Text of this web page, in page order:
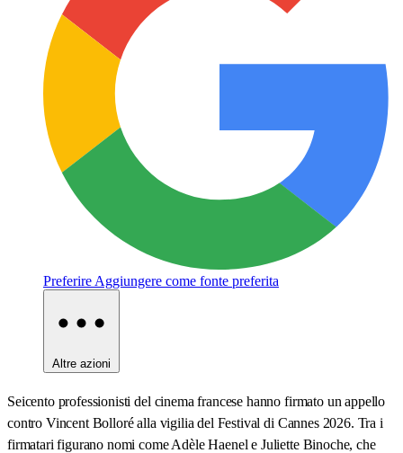
Preferire Aggiungere come fonte preferita
Altre azioni
Seicento professionisti del cinema francese hanno firmato un appello
contro Vincent Bolloré alla vigilia del Festival di Cannes 2026. Tra i
firmatari figurano nomi come Adèle Haenel e Juliette Binoche, che